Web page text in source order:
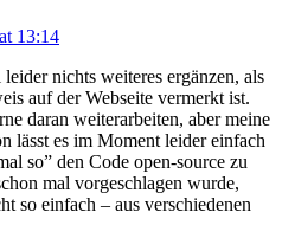
13:14
nichts weiteres ergänzen, als
auf der Webseite vermerkt ist.
daran weiterarbeiten, aber meine
lässt es im Moment leider einfach
so” den Code open-source zu
mal vorgeschlagen wurde,
so einfach – aus verschiedenen